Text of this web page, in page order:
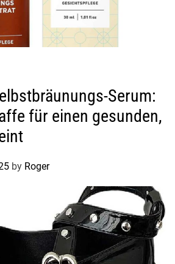
Serum:
für einen gesunden,
by Roger